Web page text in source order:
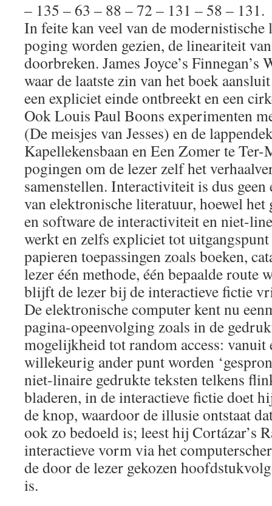
– 135 – 63 – 88 – 72 – 131 – 58 – 131.
In feite kan veel van de modernistische
poging worden gezien, de lineariteit
doorbreken. James Joyce’s Finnegan’s
waar de laatste zin van het boek
een expliciet einde ontbreekt en een
Ook Louis Paul Boons experimenten
(De meisjes van Jesses) en de
Kapellekensbaan en Een Zomer te
pogingen om de lezer zelf het
samenstellen. Interactiviteit is dus geen
van elektronische literatuur, hoewel
en software de interactiviteit en niet-
werkt en zelfs expliciet tot
papieren toepassingen zoals boeken,
lezer één methode, één bepaalde route
blijft de lezer bij de interactieve fictie
De elektronische computer kent nu
pagina-opeenvolging zoals in de
mogelijkheid tot random access:
willekeurig ander punt worden
niet-linaire gedrukte teksten telkens
bladeren, in de interactieve fictie doet
de knop, waardoor de illusie ontstaat
ook zo bedoeld is; leest hij Cortázar’s
interactieve vorm via het
de door de lezer gekozen
is.